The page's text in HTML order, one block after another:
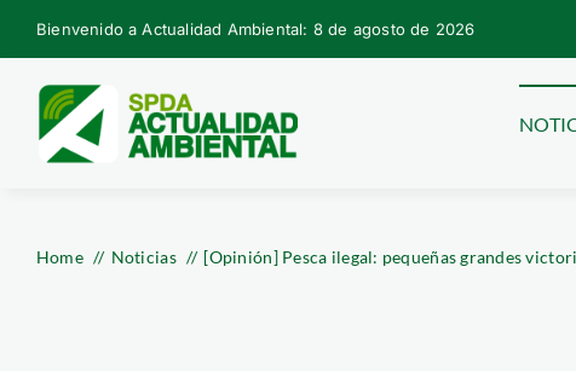
Skip
to
content
Bienvenido a Actualidad Ambiental: 8 de agosto de 2026
Home Noticias [Opinión] Pesca ilegal: pequeñas grandes